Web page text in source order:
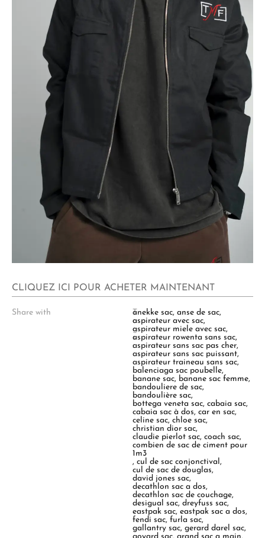
CLIQUEZ ICI POUR ACHETER MAINTENANT
Share with
T
a
g
s
:
anekke sac,anse de sac,
aspirateur avec sac,
aspirateur miele avec sac,
aspirateur rowenta sans sac,
aspirateur sans sac pas cher,
aspirateur sans sac puissant,
aspirateur traineau sans sac,
balenciaga sac poubelle,
banane sac, banane sac femme,
bandouliere de sac,
bandoulière sac,
bottega veneta sac,cabaia sac,
cabaia sac à dos,car en sac,
celine sac,chloe sac,
christian dior sac,
claudie pierlot sac,coach sac,
combien de sac de ciment pour
1m3
,cul de sac conjonctival,
cul de sac de douglas,
david jones sac,
decathlon sac a dos,
decathlon sac de couchage,
desigual sac,dreyfuss sac,
eastpak sac,eastpak sac a dos,
fendi sac,furla sac,
gallantry sac,gerard darel sac,